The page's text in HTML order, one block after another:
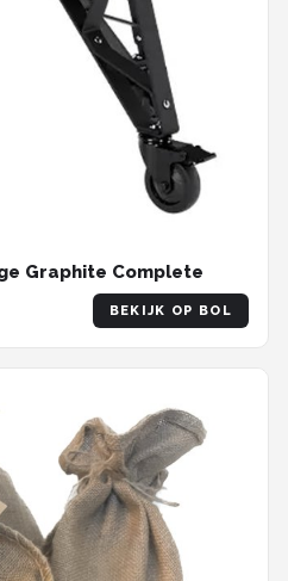
Graphite Complete
BEKIJK OP BOL